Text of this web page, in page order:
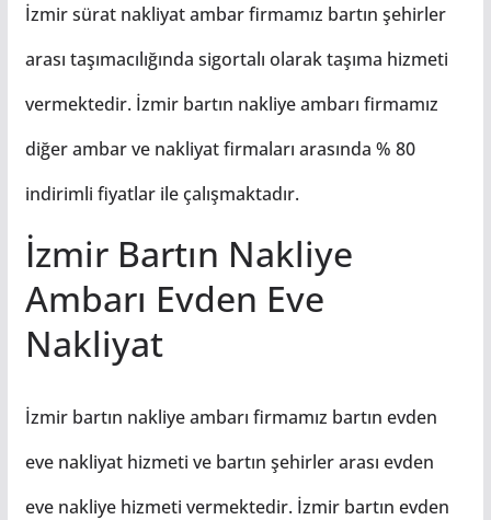
İzmir sürat nakliyat ambar firmamız bartın şehirler
arası taşımacılığında sigortalı olarak taşıma hizmeti
vermektedir. İzmir bartın nakliye ambarı firmamız
diğer ambar ve nakliyat firmaları arasında % 80
indirimli fiyatlar ile çalışmaktadır.
İzmir Bartın Nakliye
Ambarı Evden Eve
Nakliyat
İzmir bartın nakliye ambarı firmamız bartın evden
eve nakliyat hizmeti ve bartın şehirler arası evden
eve nakliye hizmeti vermektedir. İzmir bartın evden